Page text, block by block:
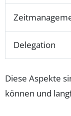
Delegation
Diese Aspekte
können und